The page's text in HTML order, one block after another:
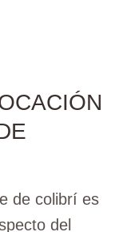
de colibrí es
del